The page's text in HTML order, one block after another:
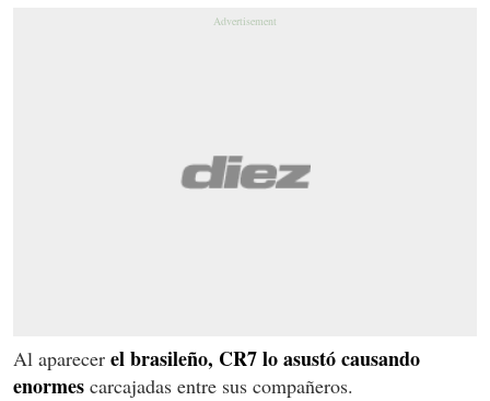
Al aparecer el brasileño, CR7 lo asustó causando
enormes carcajadas entre sus compañeros.